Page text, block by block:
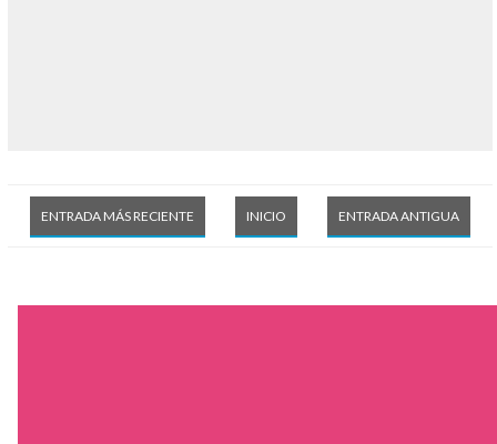
ENTRADA MÁS RECIENTE ENTRADA ANTIGUA
INICIO